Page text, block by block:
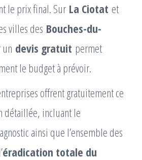
le prix final. Sur La Ciotat et
villes des Bouches-du-
devis gratuit permet
le budget à prévoir.
offrent gratuitement ce
détaillée, incluant le
ainsi que l’ensemble des
éradication totale du